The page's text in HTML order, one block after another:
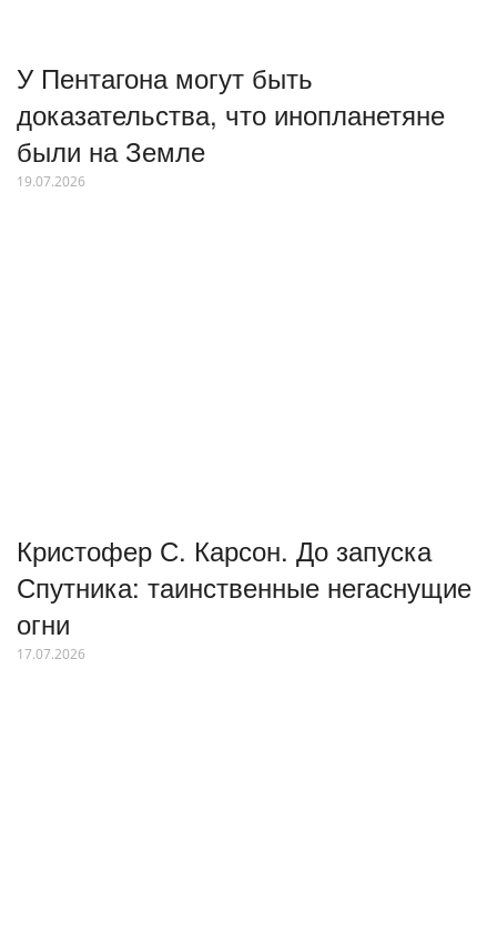
У Пентагона могут быть
доказательства, что инопланетяне
были на Земле
19.07.2026
Кристофер С. Карсон. До запуска
Спутника: таинственные негаснущие
огни
17.07.2026